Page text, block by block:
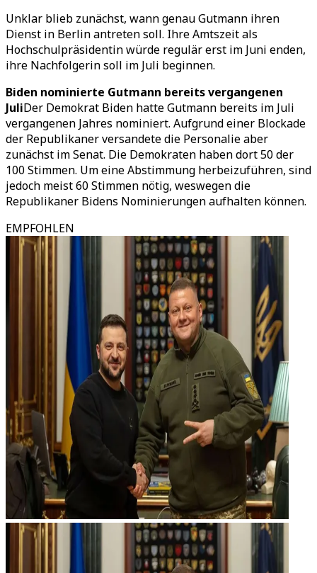
Unklar blieb zunächst, wann genau Gutmann ihren
Dienst in Berlin antreten soll. Ihre Amtszeit als
Hochschulpräsidentin würde regulär erst im Juni enden,
ihre Nachfolgerin soll im Juli beginnen.
Biden nominierte Gutmann bereits vergangenen
JuliDer Demokrat Biden hatte Gutmann bereits im Juli
vergangenen Jahres nominiert. Aufgrund einer Blockade
der Republikaner versandete die Personalie aber
zunächst im Senat. Die Demokraten haben dort 50 der
100 Stimmen. Um eine Abstimmung herbeizuführen, sind
jedoch meist 60 Stimmen nötig, weswegen die
Republikaner Bidens Nominierungen aufhalten können.
EMPFOHLEN